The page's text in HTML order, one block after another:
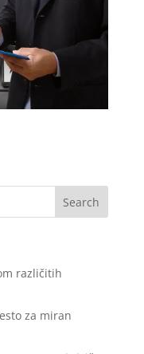
različitih
za miran